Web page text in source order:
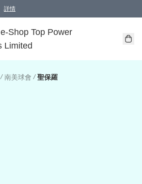
詳情
Shop Top Power
Limited
/ 南美球會 / 聖保羅